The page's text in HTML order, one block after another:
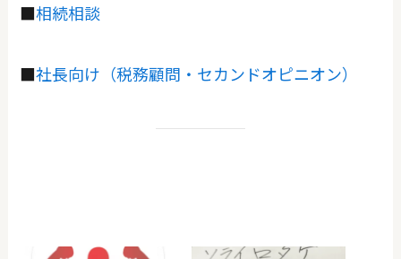
■相続相談
■社長向け（税務顧問・セカンドオピニオン）